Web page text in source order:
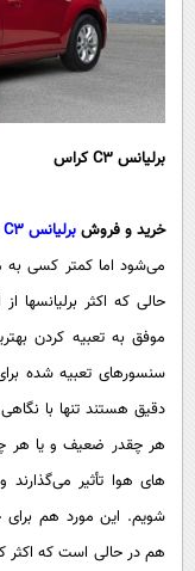
برلیانسC3کراس
خرید و فروشبرلیانسC3
می‌شود اما کمتر کسی به
موفق به تعبیه کردن
سنسورهای تعبیه شده
دقیق هستند تنها با
هر چقدر ضعیف و یا هر
های هوا تأثیر
هم در حالی است که اکثر